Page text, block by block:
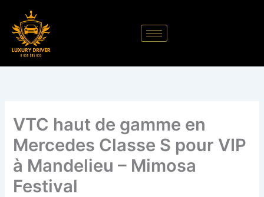
contenu
VTC haut de gamme en
Mercedes Classe S pour VIP
à Mandelieu – Mimosa
Festival